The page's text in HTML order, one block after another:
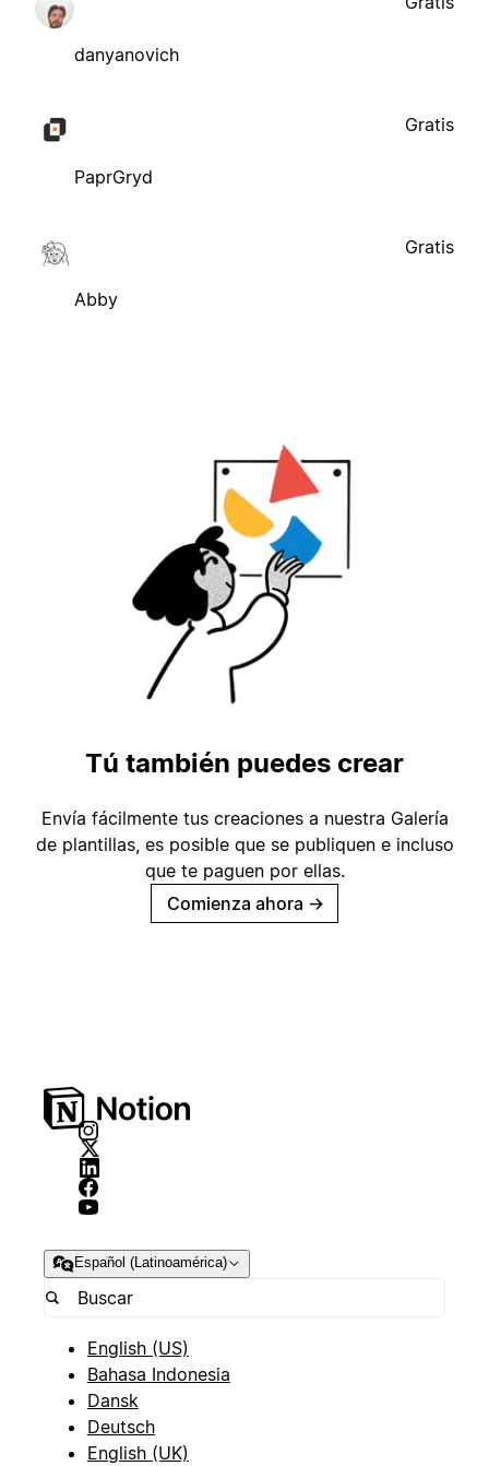
danyanovich
PaprGryd
Gratis
Abby
Gratis
Tú también puedes crear
Envía fácilmente tus creaciones a nuestra Galería
de plantillas, es posible que se publiquen e incluso
que te paguen por ellas.
Comienza ahora →
Español (Latinoamérica)
English (US)
Bahasa Indonesia
Dansk
Deutsch
English (UK)